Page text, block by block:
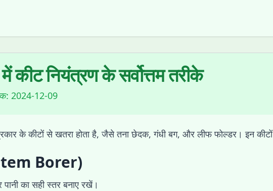
नियंत्रण के सर्वोत्तम तरीके
2024-12-09
के कीटों से खतरा होता है, जैसे तना छेदक, गंधी बग, और लीफ फोल्डर। इन
Borer)
का सही स्तर बनाए रखें।